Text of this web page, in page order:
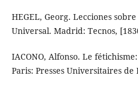
HEGEL, Georg. Lecciones
Universal. Madrid: Tecnos,
IACONO, Alfonso. Le
Paris: Presses Universitaires de